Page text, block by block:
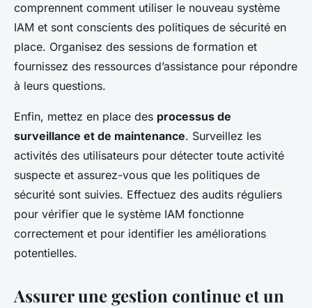
comprennent comment utiliser le nouveau système
IAM et sont conscients des politiques de sécurité en
place. Organisez des sessions de formation et
fournissez des ressources d’assistance pour répondre
à leurs questions.
Enfin, mettez en place des processus de
surveillance et de maintenance. Surveillez les
activités des utilisateurs pour détecter toute activité
suspecte et assurez-vous que les politiques de
sécurité sont suivies. Effectuez des audits réguliers
pour vérifier que le système IAM fonctionne
correctement et pour identifier les améliorations
potentielles.
Assurer une gestion continue et un